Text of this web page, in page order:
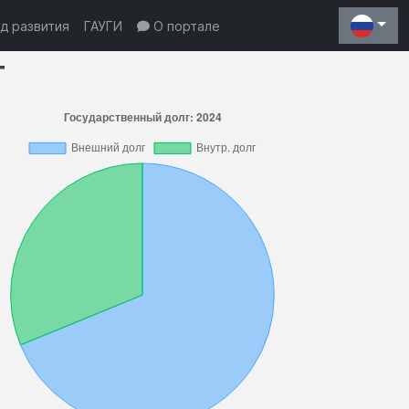
развития ГАУГИ О портале